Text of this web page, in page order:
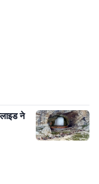
ने